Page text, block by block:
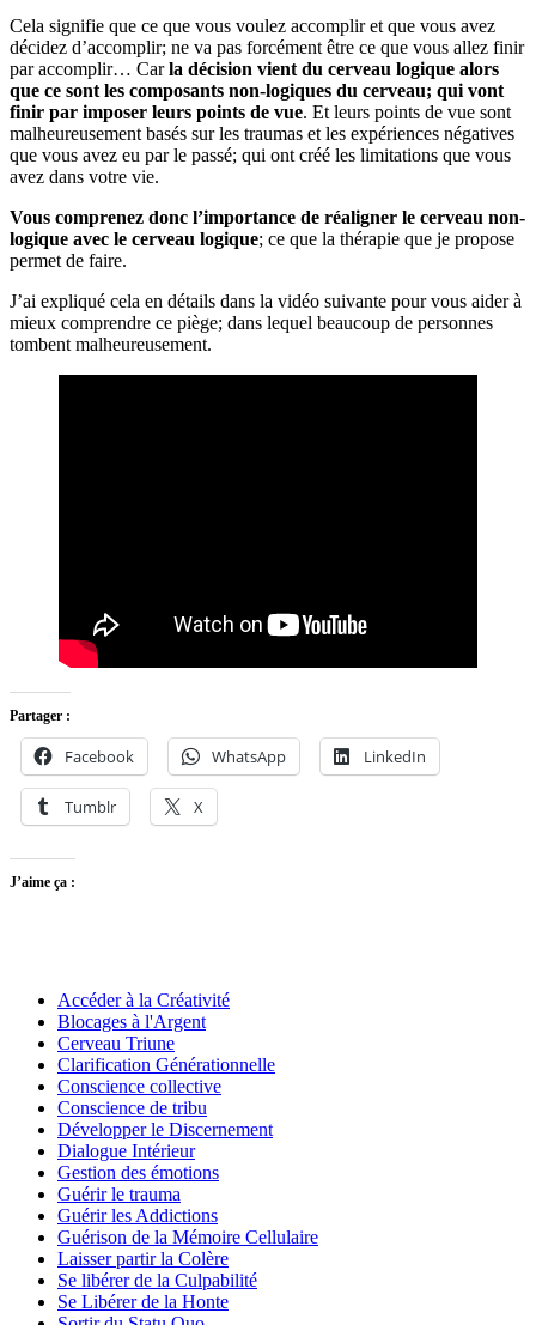
Cela signifie que ce que vous voulez accomplir et que vous avez
décidez d’accomplir; ne va pas forcément être ce que vous allez finir
par accomplir… Carla décision vient du cerveau logique alors
que ce sont les composants non-logiques du cerveau; qui vont
finir par imposer leurs points de vue. Et leurs points de vue sont
malheureusement basés sur les traumas et les expériences négatives
que vous avez eu par le passé; qui ont créé les limitations que vous
avez dans votre vie.
Vous comprenez donc l’importance de réaligner le cerveau non-
logique avec le cerveau logique; ce que la thérapie que je propose
permet de faire.
J’ai expliqué cela en détails dans la vidéo suivante pour vous aider à
mieux comprendre ce piège; dans lequel beaucoup de personnes
tombent malheureusement.
Partager :
Facebook WhatsApp LinkedIn
Tumblr X
J’aime ça :
Accéder à la Créativité
Blocages à l'Argent
Cerveau Triune
Clarification Générationnelle
Conscience collective
Conscience de tribu
Développer le Discernement
Dialogue Intérieur
Gestion des émotions
Guérir le trauma
Guérir les Addictions
Guérison de la Mémoire Cellulaire
Laisser partir la Colère
Se libérer de la Culpabilité
Se Libérer de la Honte